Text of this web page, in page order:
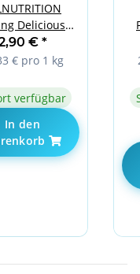
Delicious
Chocolate
150g
€ *
€ pro 1 kg
verfügbar
In den